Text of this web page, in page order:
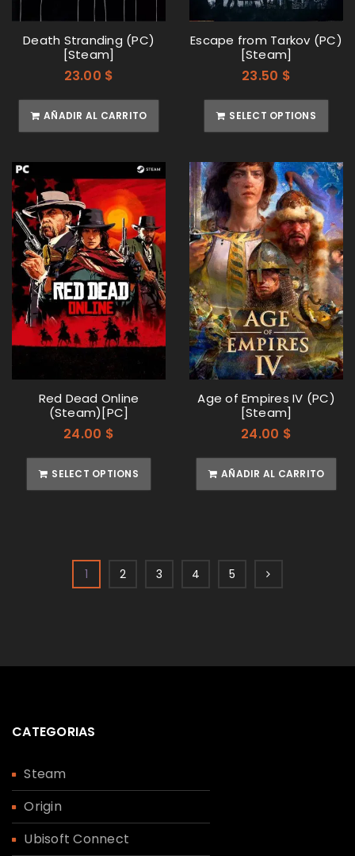
ACCEDER
Contraseña*
Recuérdame
ACCEDER
¿OLVIDASTE LA CONTRASEÑA?
REGISTRARSE
Contraseña
Sus datos personales se utilizarán para
política de privacidad
REGISTRARSE
Death Stranding (PC)
[Steam]
23.00 $
AÑADIR AL CARRITO
Escape from Tarkov (PC)
[Steam]
23.50 $
SELECT OPTIONS
Red Dead Online
(Steam)[PC]
24.00 $
SELECT OPTIONS
Age of Empires IV (PC)
[Steam]
24.00 $
AÑADIR AL CARRITO
1 2 3 4 5
CATEGORIAS
Steam
Origin
Ubisoft Connect